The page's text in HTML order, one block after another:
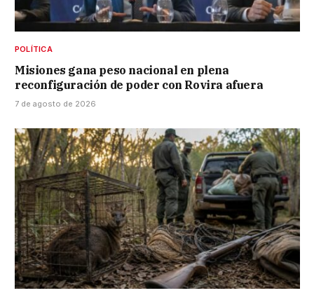
POLÍTICA
Misiones gana peso nacional en plena
reconfiguración de poder con Rovira afuera
7 de agosto de 2026